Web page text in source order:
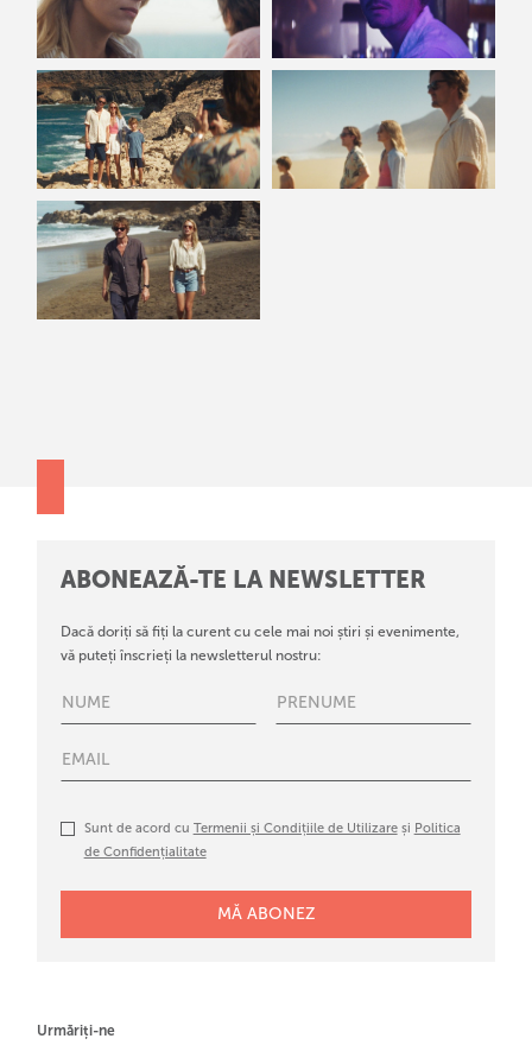
ABONEAZĂ-TE LA NEWSLETTER
Dacă doriți să fiți la curent cu cele mai noi știri și evenimente,
vă puteți înscrieți la newsletterul nostru:
Sunt de acord cu Termenii și Condițiile de Utilizareși Politica
de Confidențialitate
Urmăriți-ne